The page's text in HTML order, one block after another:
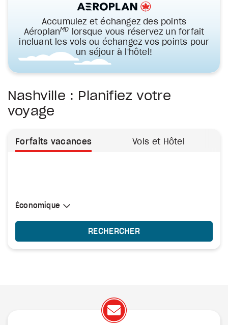
Accumulez et échangez des points
AéroplanMD
lorsque vous réservez un forfait
incluant les vols ou échangez vos points pour
un séjour à l'hôtel!
Nashville : Planifiez votre
voyage
Forfaits vacances Vols et Hôtel
Sélectionner une cabine
Économique
Économique
RECHERCHER